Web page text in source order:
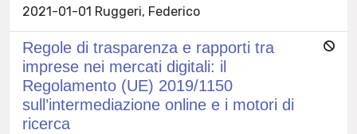
2021-01-01 Ruggeri, Federico
Regole di trasparenza e rapporti tra
imprese nei mercati digitali: il
Regolamento (UE) 2019/1150
sull’intermediazione online e i motori di
ricerca